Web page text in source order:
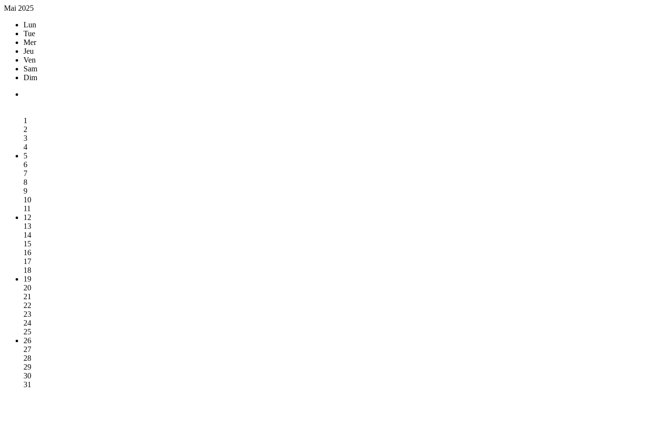
Mai 2025
Lun
Tue
Mer
Jeu
Ven
Sam
Dim
1
2
3
4
5
6
7
8
9
10
11
12
13
14
15
16
17
18
19
20
21
22
23
24
25
26
27
28
29
30
31